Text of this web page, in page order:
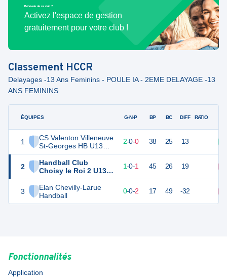
Bénévole de ce club ?
Activez l'espace de gestion
gratuitement pour votre club !
Classement HCCR
Delayages -13 Ans Feminins - POULE IA - 2EME DELAYAGE -13
ANS FEMININS
ÉQUIPES
1
CS Valenton Villeneuve
St-Georges HB U13
Féminines
2
Handball Club
Choisy le Roi 2 U13
Féminines
3
Elan Chevilly-Larue
Handball
G-N-P BP BC DIFF RATIO
6 2 2-0-0 38 25 13
4 1-0-1 45 26 19
2 0-0-2 17 49 -32
Fonctionnalités
Application